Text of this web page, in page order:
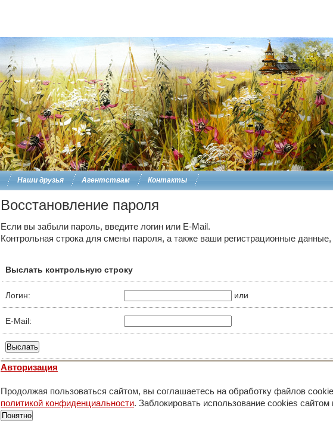
Наши друзья Агентствам Контакты
Восстановление пароля
Если вы забыли пароль, введите логин или E-Mail.
Контрольная строка для смены пароля, а также ваши регистрационные
Выслать контрольную строку
Логин: или
E-Mail:
Авторизация
Продолжая пользоваться сайтом, вы соглашаетесь на обработку файлов
политикой конфиденциальности. Заблокировать использование cookies
Понятно